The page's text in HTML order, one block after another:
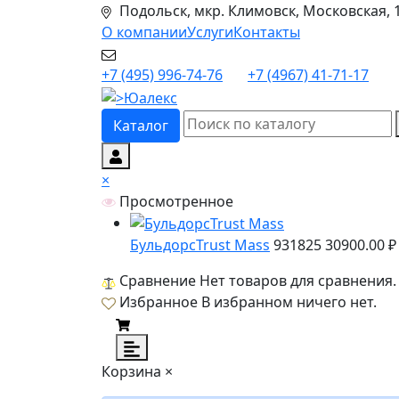
Подольск, мкр. Климовск, Московская,
О компанииУслугиКонтакты
+7 (495) 996-74-76 +7 (4967) 41-71-17
Каталог
×
Просмотренное
БульдорсTrust Mass 93182530900.00 ₽
Сравнение Нет товаров для сравнения.
Избранное В избранном ничего нет.
Корзина ×